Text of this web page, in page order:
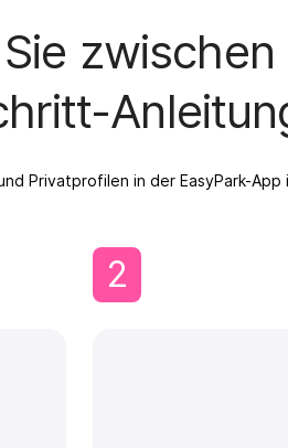
Privatprofilen in der EasyPark-
2